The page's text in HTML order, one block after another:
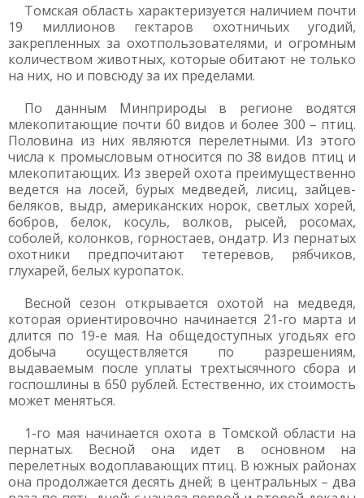
Томская область характеризуется наличием почти
19 миллионов гектаров охотничьих угодий,
закрепленных за охотпользователями, и огромным
количеством животных, которые обитают не только
на них, но и повсюду за их пределами.
По данным Минприроды в регионе водятся
млекопитающие почти 60 видов и более 300 – птиц.
Половина из них являются перелетными. Из этого
числа к промысловым относится по 38 видов птиц и
млекопитающих. Из зверей охота преимущественно
ведется на лосей, бурых медведей, лисиц, зайцев-
беляков, выдр, американских норок, светлых хорей,
бобров, белок, косуль, волков, рысей, росомах,
соболей, колонков, горностаев, ондатр. Из пернатых
охотники предпочитают тетеревов, рябчиков,
глухарей, белых куропаток.
Весной сезон открывается охотой на медведя,
которая ориентировочно начинается 21-го марта и
длится по 19-е мая. На общедоступных угодьях его
добыча осуществляется по разрешениям,
выдаваемым после уплаты трехтысячного сбора и
госпошлины в 650 рублей. Естественно, их стоимость
может меняться.
1-го мая начинается охота в Томской области на
пернатых. Весной она идет в основном на
перелетных водоплавающих птиц. В южных районах
она продолжается десять дней; в центральных – два